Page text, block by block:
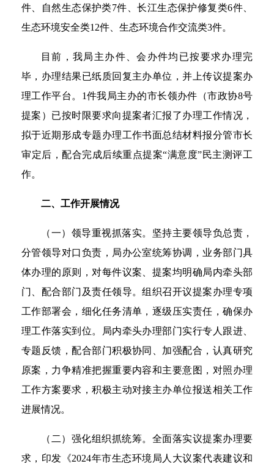
件、自然生态保护类7件、长江生态保护修复类6件、
生态环境安全类12件、生态环境合作交流类3件。
目前，我局主办件、会办件均已按要求办理完
毕，办理结果已纸质回复主办单位，并上传议提案办
理工作平台。1件我局主办的市长领办件（市政协8号
提案）已按时限要求向提案者汇报了办理工作情况，
拟于近期形成专题办理工作书面总结材料报分管市长
审定后，配合完成后续重点提案“满意度”民主测评工
作。
二、工作开展情况
（一）领导重视抓落实。坚持主要领导负总责，
分管领导对口负责，局办公室统筹协调，业务部门具
体办理的原则，对每件议案、提案均明确局内牵头部
门、配合部门及责任领导。组织召开议提案办理专项
工作部署会，细化任务清单，逐级压实责任，确保办
理工作落实到位。局内牵头办理部门实行专人跟进、
专题反馈，配合部门积极协同、加强配合，认真研究
原案，力争精准把握重要内容和主要意图，对照办理
工作方案要求，积极主动对接主办单位报送相关工作
进展情况。
（二）强化组织抓统筹。全面落实议提案办理要
求，印发《2024年市生态环境局人大议案代表建议和